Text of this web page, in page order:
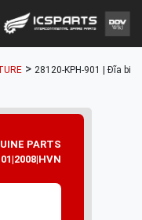
> 28120-KPH-901 | Đĩa bi
PARTS